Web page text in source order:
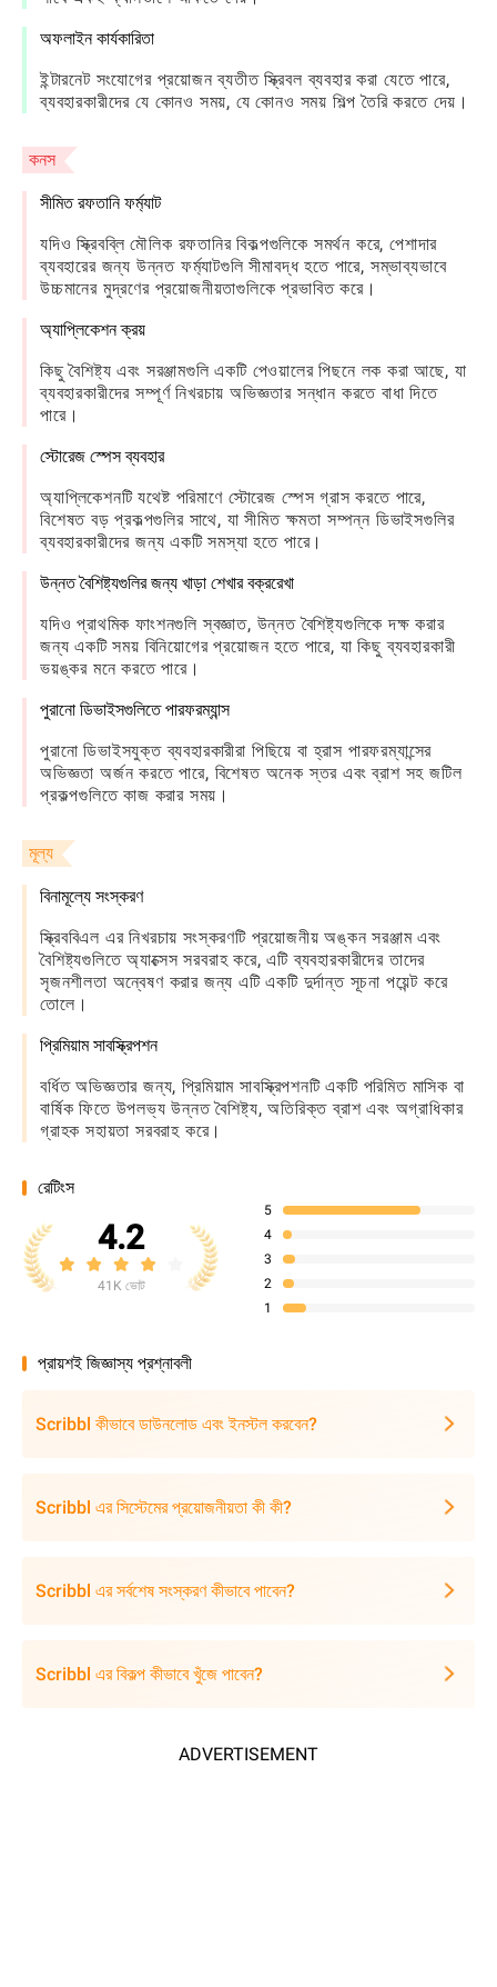
অফলাইন কার্যকারিতা
ইন্টারনেট সংযোগের প্রয়োজন ব্যতীত স্ক্রিবল ব্যবহার করা যেতে পারে,
ব্যবহারকারীদের যে কোনও সময়, যে কোনও সময় শিল্প তৈরি করতে দেয়।
কনস
সীমিত রফতানি ফর্ম্যাট
যদিও স্ক্রিবব্লি মৌলিক রফতানির বিকল্পগুলিকে সমর্থন করে, পেশাদার
ব্যবহারের জন্য উন্নত ফর্ম্যাটগুলি সীমাবদ্ধ হতে পারে, সম্ভাব্যভাবে
উচ্চমানের মুদ্রণের প্রয়োজনীয়তাগুলিকে প্রভাবিত করে।
অ্যাপ্লিকেশন ক্রয়
কিছু বৈশিষ্ট্য এবং সরঞ্জামগুলি একটি পেওয়ালের পিছনে লক করা আছে, যা
ব্যবহারকারীদের সম্পূর্ণ নিখরচায় অভিজ্ঞতার সন্ধান করতে বাধা দিতে
পারে।
স্টোরেজ স্পেস ব্যবহার
অ্যাপ্লিকেশনটি যথেষ্ট পরিমাণে স্টোরেজ স্পেস গ্রাস করতে পারে,
বিশেষত বড় প্রকল্পগুলির সাথে, যা সীমিত ক্ষমতা সম্পন্ন ডিভাইসগুলির
ব্যবহারকারীদের জন্য একটি সমস্যা হতে পারে।
উন্নত বৈশিষ্ট্যগুলির জন্য খাড়া শেখার বক্ররেখা
যদিও প্রাথমিক ফাংশনগুলি স্বজ্ঞাত, উন্নত বৈশিষ্ট্যগুলিকে দক্ষ করার
জন্য একটি সময় বিনিয়োগের প্রয়োজন হতে পারে, যা কিছু ব্যবহারকারী
ভয়ঙ্কর মনে করতে পারে।
পুরানো ডিভাইসগুলিতে পারফরম্যান্স
পুরানো ডিভাইসযুক্ত ব্যবহারকারীরা পিছিয়ে বা হ্রাস পারফরম্যান্সের
অভিজ্ঞতা অর্জন করতে পারে, বিশেষত অনেক স্তর এবং ব্রাশ সহ জটিল
প্রকল্পগুলিতে কাজ করার সময়।
মূল্য
বিনামূল্যে সংস্করণ
স্ক্রিববিএল এর নিখরচায় সংস্করণটি প্রয়োজনীয় অঙ্কন সরঞ্জাম এবং
বৈশিষ্ট্যগুলিতে অ্যাক্সেস সরবরাহ করে, এটি ব্যবহারকারীদের তাদের
সৃজনশীলতা অন্বেষণ করার জন্য এটি একটি দুর্দান্ত সূচনা পয়েন্ট করে
তোলে।
প্রিমিয়াম সাবস্ক্রিপশন
বর্ধিত অভিজ্ঞতার জন্য, প্রিমিয়াম সাবস্ক্রিপশনটি একটি পরিমিত মাসিক বা
বার্ষিক ফিতে উপলভ্য উন্নত বৈশিষ্ট্য, অতিরিক্ত ব্রাশ এবং অগ্রাধিকার
গ্রাহক সহায়তা সরবরাহ করে।
রেটিংস
4.2
41K ভোট
5
4
3
2
1
প্রায়শই জিজ্ঞাস্য প্রশ্নাবলী
Scribbl কীভাবে ডাউনলোড এবং ইনস্টল করবেন?
Scribbl এর সিস্টেমের প্রয়োজনীয়তা কী কী?
Scribbl এর সর্বশেষ সংস্করণ কীভাবে পাবেন?
Scribbl এর বিকল্প কীভাবে খুঁজে পাবেন?
ADVERTISEMENT